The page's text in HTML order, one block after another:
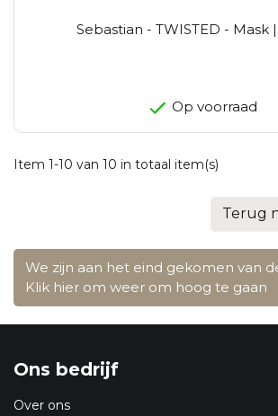
Sebastian - TWISTED - Mask
Op voorraad
Item 1-10 van 10 in totaal item(s)
Terug
We zijn aan het eind gekomen van
Klik hier om weer om hoog te gaan
Ons bedrijf
Over ons